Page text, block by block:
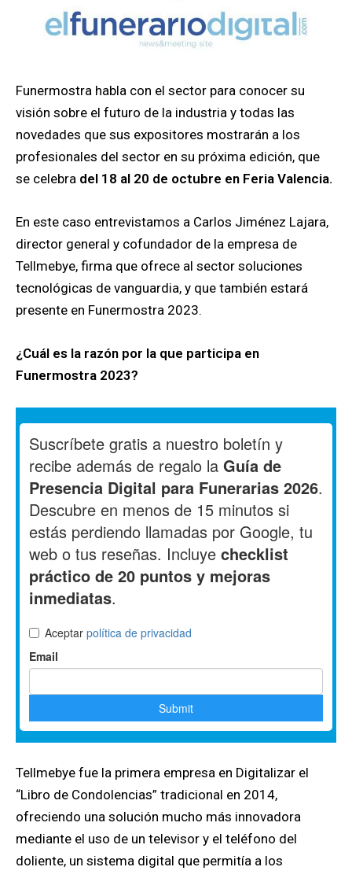
Funermostra habla con el sector para conocer su
visión sobre el futuro de la industria y todas las
novedades que sus expositores mostrarán a los
profesionales del sector en su próxima edición, que
se celebra del 18 al 20 de octubre en Feria Valencia.
En este caso entrevistamos a Carlos Jiménez Lajara,
director general y cofundador de la empresa de
Tellmebye, firma que ofrece al sector soluciones
tecnológicas de vanguardia, y que también estará
presente en Funermostra 2023.
¿Cuál es la razón por la que participa en
Funermostra 2023?
Tellmebye fue la primera empresa en Digitalizar el
“Libro de Condolencias” tradicional en 2014,
ofreciendo una solución mucho más innovadora
mediante el uso de un televisor y el teléfono del
doliente, un sistema digital que permitía a los